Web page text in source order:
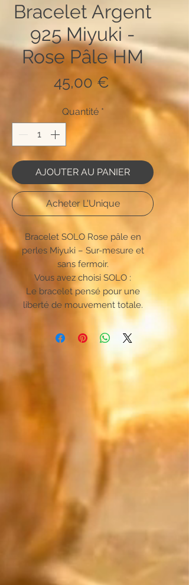
Bracelet Argent
925 Miyuki -
Rose Pâle HM
45,00 € Prix
Quantité *
AJOUTER AU PANIER
Acheter L'Unique
Bracelet SOLO Rose pâle en
perles Miyuki – Sur-mesure et
sans fermoir.
Vous avez choisi SOLO :
Le bracelet pensé pour une
liberté de mouvement totale.
Oubliez les attaches complexes,
cette création unique s'enfile en
un instant. Pensé pour un confort
absolu, il épouse parfaitement
votre poignet et se fait oublier
Le Japon rencontre les métaux
Faites naître un mix qui ne
ressemble qu'à vous. Associez la
"contrepoint" (la touche finale).
Pour ce détail décisif, choisissez
parmi des matériaux d'exception :
l'éclat des perles Or 24K.
La Signature Design :